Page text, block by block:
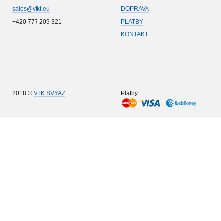
sales@vtkt.eu
+420 777 209 321
DOPRAVA
PLATBY
KONTAKT
2018 © VTK SVYAZ Platby